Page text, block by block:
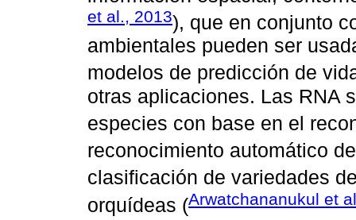
et al., 2013), que en conjunto
ambientales pueden ser
modelos de predicción de
otras aplicaciones. Las RNA
especies con base en el
reconocimiento automático
clasificación de variedades
orquídeas (Arwatchananukul et